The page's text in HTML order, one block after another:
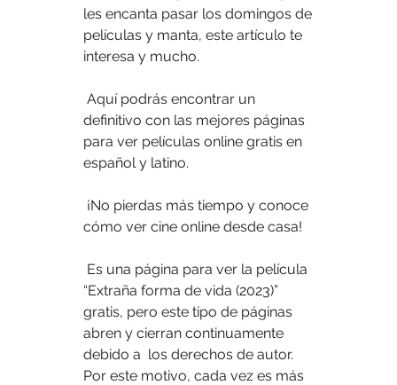
les encanta pasar los domingos de
películas y manta, este artículo te
interesa y mucho.
definitivo con las mejores páginas
para ver películas online gratis en
español y latino.
cómo ver cine online desde casa!
“Extraña forma de vida (2023)”
gratis, pero este tipo de páginas
abren y cierran continuamente
debido a  los derechos de autor.
Por este motivo, cada vez es más